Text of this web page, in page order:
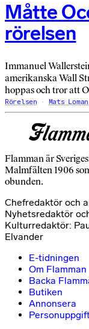
Måtte
rörelsen
Immanuel
amerikanska Wall
hoppas och tror att
Rörelsen Mats Loman
Flamman är
Malmfälten 1906
obunden.
Chefredaktör och
Nyhetsredaktör
Kulturredaktör:
Elvander
E-tidningen
Om Flamman
Backa
Butiken
Annonsera